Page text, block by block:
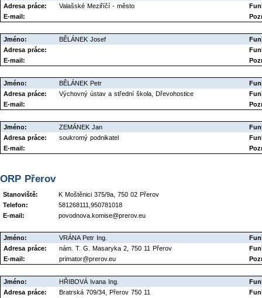
Adresa práce:
Valašské Meziříčí - město
E-mail:
Jméno: BĚLÁNEK Josef
Adresa práce:
E-mail:
Jméno: BĚLÁNEK Petr
Adresa práce:
Výchovný ústav a střední škola, Dřevohostice
E-mail:
Jméno: ZEMÁNEK Jan
Adresa práce:
soukromý podnikatel
E-mail:
ORP Přerov
Stanoviště:
K Moštěnici 375/9a, 750 02 Přerov
Telefon:
581268111,950781018
E-mail:
povodnova.komise@prerov.eu
Jméno: VRÁNA Petr Ing.
Adresa práce:
nám. T. G. Masaryka 2, 750 11 Přerov
E-mail:
primator@prerov.eu
Jméno: HŘIBOVÁ Ivana Ing.
Adresa práce:
Bratrská 709/34, Přerov 750 11